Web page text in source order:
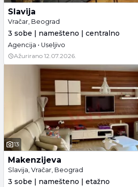
Slavija
Vračar, Beograd
3 sobe | namešteno | centralno
Agencija • Useljivo
Ažurirano 12.07.2026.
13
Makenzijeva
Slavija, Vračar, Beograd
3 sobe | namešteno | etažno